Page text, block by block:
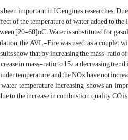
important in IC engines researches.
of the temperature of water added to
[20-60]oC. Water is substituted for
the AVL-Fire was used as a couplet
show that by increasing the mass-ratio
in mass-ratio to 15%, a decreasing
temperature, and the NOx have not
temperature increasing shows an
to the increase in combustion quality, CO